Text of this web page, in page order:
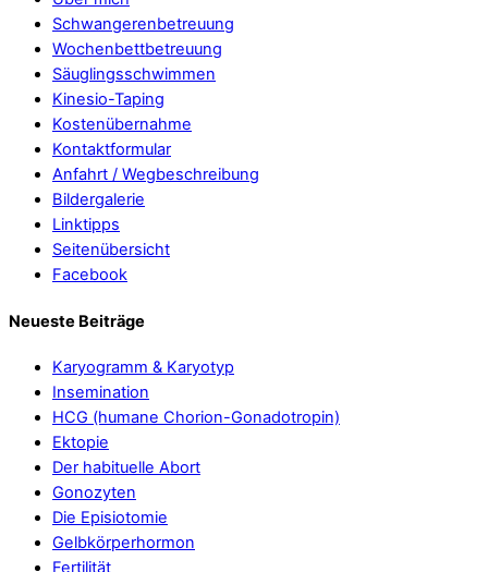
Schwangerenbetreuung
Wochenbettbetreuung
Säuglingsschwimmen
Kinesio-Taping
Kostenübernahme
Kontaktformular
Anfahrt / Wegbeschreibung
Bildergalerie
Linktipps
Seitenübersicht
Facebook
Neueste Beiträge
Karyogramm & Karyotyp
Insemination
HCG (humane Chorion-Gonadotropin)
Ektopie
Der habituelle Abort
Gonozyten
Die Episiotomie
Gelbkörperhormon
Fertilität